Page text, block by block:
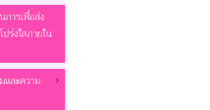
การเพื่อส่ง
ร่งใสภายใน
ละความ